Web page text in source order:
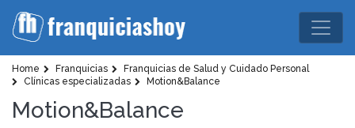
Home Franquicias
Franquicias de Salud y Cuidado Personal
Clínicas especializadas
Motion&Balance
Motion&Balance